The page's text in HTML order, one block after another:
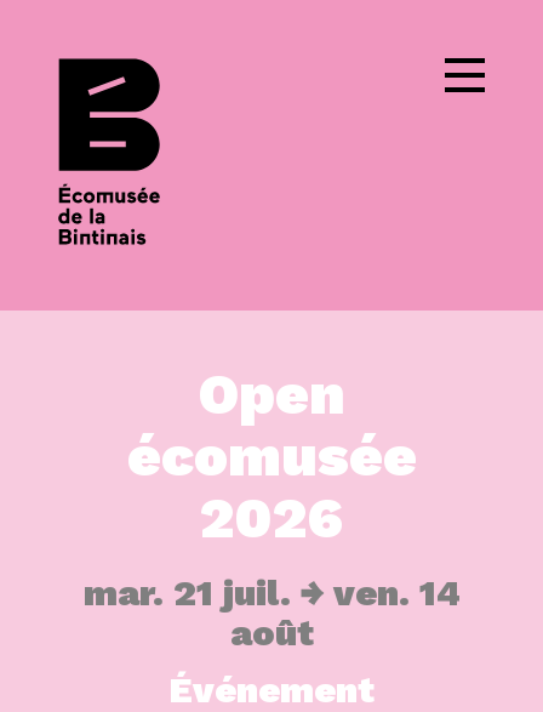
Open
écomusée
2026
mar. 21 juil.
ven. 14
août
Événement